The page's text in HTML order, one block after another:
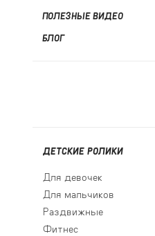
ПОЛЕЗНЫЕ ВИДЕО
БЛОГ
ДЕТСКИЕ РОЛИКИ
Для девочек
Для мальчиков
Раздвижные
Фитнес